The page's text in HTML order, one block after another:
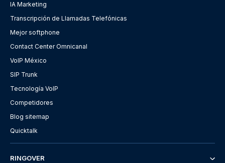
IA Marketing
Transcripción de Llamadas Telefónicas
Mejor softphone
Contact Center Omnicanal
VoIP México
SIP Trunk
Tecnología VoIP
Competidores
Blog sitemap
Quicktalk
RINGOVER